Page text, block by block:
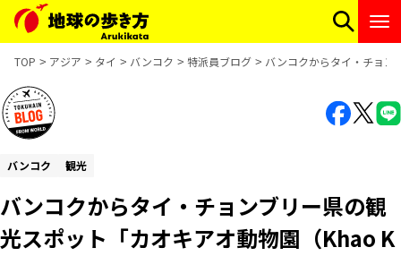
TOP アジア タイ バンコク 特派員ブログ バンコクからタイ・チョ
バンコク 観光
バンコクからタイ・チョンブリー県の観
光スポット「カオキアオ動物園（Khao K